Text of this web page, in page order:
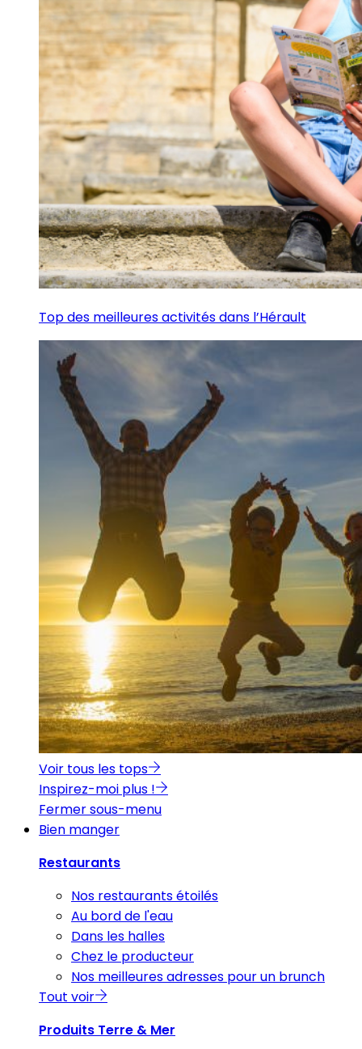
Top des meilleures activités dans l’Hérault
Voir tous les tops
Inspirez-moi plus !
Fermer sous-menu
Bien manger
Restaurants
Nos restaurants étoilés
Au bord de l'eau
Dans les halles
Chez le producteur
Nos meilleures adresses pour un brunch
Tout voir
Produits Terre & Mer